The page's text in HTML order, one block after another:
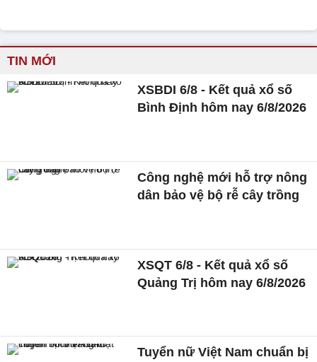
TIN MỚI
XSBDI 6/8 - Kết quả xổ số
Bình Định hôm nay 6/8/2026
Công nghệ mới hỗ trợ nông
dân bảo vệ bộ rễ cây trồng
XSQT 6/8 - Kết quả xổ số
Quảng Trị hôm nay 6/8/2026
Tuyển nữ Việt Nam chuẩn bị